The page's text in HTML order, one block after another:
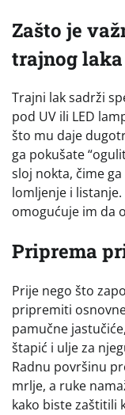
Zašto je
trajnog laka
Trajni lak sadrži
pod UV ili LED
što mu daje
ga pokušate
sloj nokta, čime
lomljenje i
omogućuje im da
Priprema
Prije nego što
pripremiti
pamučne
štapić i ulje za
Radnu površinu
mrlje, a ruke
kako biste zaštitili